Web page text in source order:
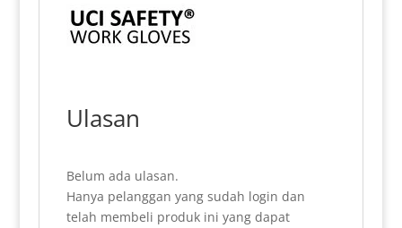
Ulasan
Belum ada ulasan.
Hanya pelanggan yang sudah login dan
telah membeli produk ini yang dapat